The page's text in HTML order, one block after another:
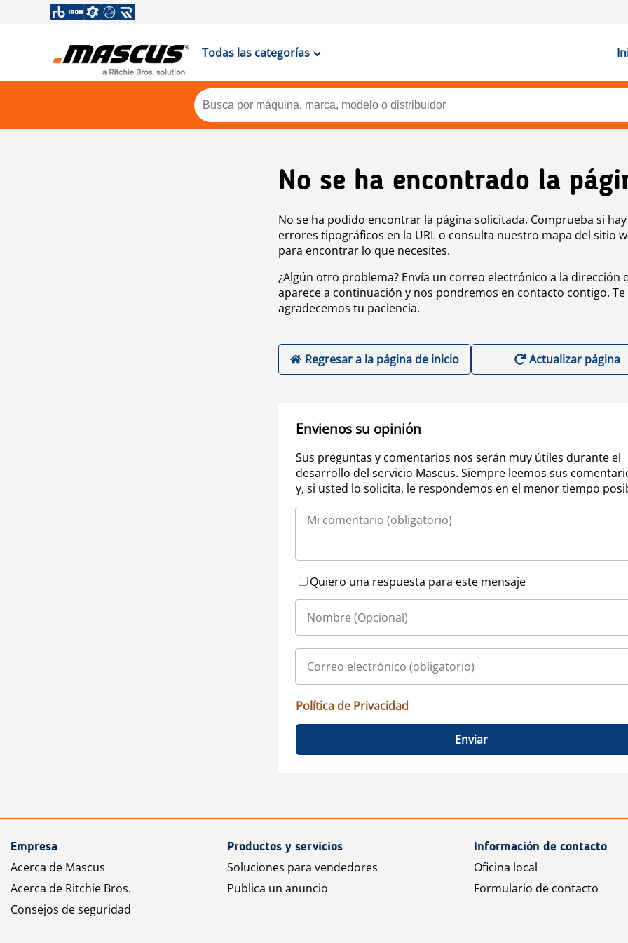
Todas las categorías
No se ha encontrado la
No se ha podido encontrar la página solicitada. Comprueba si hay
errores tipográficos en la URL o consulta nuestro mapa del sitio
para encontrar lo que necesites.
¿Algún otro problema? Envía un correo electrónico a la dirección
aparece a continuación y nos pondremos en contacto contigo. Te
agradecemos tu paciencia.
Regresar a la página de inicio Actualizar página
Envienos su opinión
Sus preguntas y comentarios nos serán muy útiles durante el
desarrollo del servicio Mascus. Siempre leemos sus
y, si usted lo solicita, le respondemos en el menor tiempo
Quiero una respuesta para este mensaje
Política de Privacidad
Enviar
Empresa
Acerca de Mascus
Acerca de Ritchie Bros.
Consejos de seguridad
Productos y servicios
Soluciones para vendedores
Publica un anuncio
Información de contacto
Oficina local
Formulario de contacto